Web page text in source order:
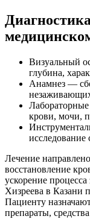
Визуальный
глубина,
Анамнез —
Лабораторные
крови, мочи,
исследование
Лечение
восстановление
ускорение
Хизреева в Казани
Пациенту
препараты,